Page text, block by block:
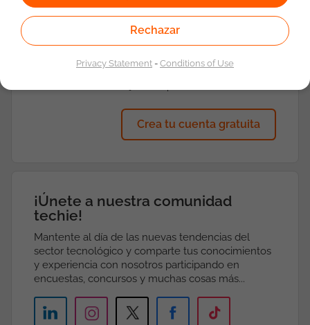
Mantén tu perfil actualizado
Crea tu cuenta gratuita
¡Únete a nuestra comunidad
techie!
Mantente al día de las nuevas tendencias del
sector tecnológico y comparte tus conocimientos
y experiencia con nosotros participando en
encuestas, concursos y muchas cosas más...
Rechazar
Privacy Statement-Conditions of Use